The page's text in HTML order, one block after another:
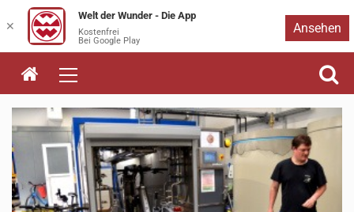
Zum
Inhalt
springen
✕
Welt der Wunder - Die App
Kostenfrei
Bei Google Play
Ansehen